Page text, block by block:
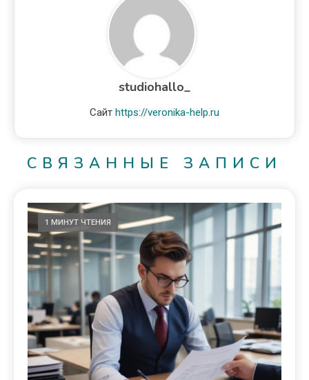
studiohallo_
Сайт https://veronika-help.ru
СВЯЗАННЫЕ ЗАПИСИ
1 МИНУТ ЧТЕНИЯ